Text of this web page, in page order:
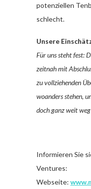
potenziellen
schlecht.
Unsere
Für uns steht fest:
zeitnah mit
zu vollziehenden
woanders stehen,
doch ganz weit
Informieren Sie
Ventures:
Webseite: